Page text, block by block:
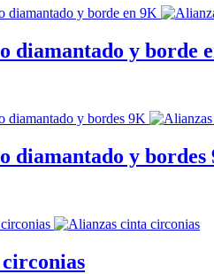
diamantado y borde
diamantado y bordes